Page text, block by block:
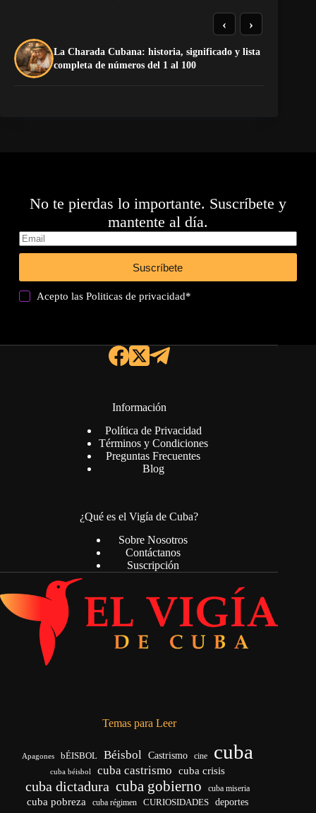
La Charada Cubana: historia, significado y lista
completa de números del 1 al 100
‹ ›
No te pierdas lo importante. Suscríbete y
mantente al día.
Suscríbete
Acepto lasPoliticas de privacidad*
Información
Política de Privacidad
Términos y Condiciones
Preguntas Frecuentes
Blog
¿Qué es el Vigía de Cuba?
Sobre Nosotros
Contáctanos
Suscripción
Temas para Leer
Apagones bÉISBOL Béisbol Castrismo cine cuba
cuba béisbol cuba castrismo cuba crisis
cuba dictadura cuba gobierno cuba miseria
cuba pobreza cuba régimen CURIOSIDADES deportes